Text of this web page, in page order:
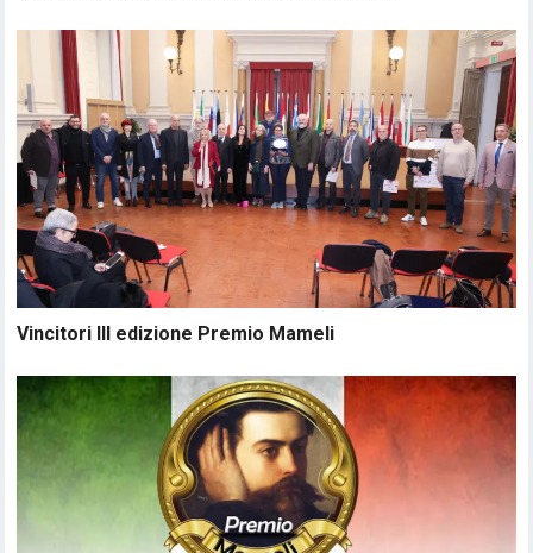
Vincitori III edizione Premio Mameli